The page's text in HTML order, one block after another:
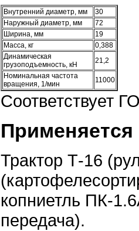
Внутренний диаметр, мм
30
Наружный диаметр, мм
72
Ширина, мм
19
Масса, кг
0,388
Динамическая
грузоподъемность, кН
21,2
Номинальная частота
вращения, 1/мин
11000
Соответствует
Трактор Т-16
копниетль ПК-
передача).